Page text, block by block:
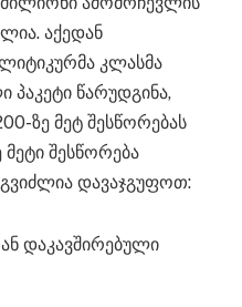
აქედან
კლასმა
წარუდგინა,
ზე მეტ შესწორებას
შესწორება
დავაჯგუფოთ:
დაკავშირებული